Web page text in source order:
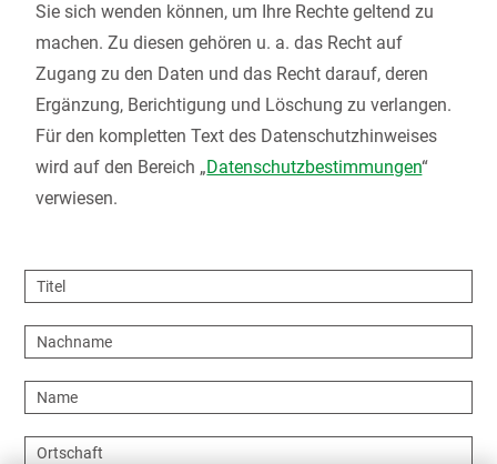
Sie sich wenden können, um Ihre Rechte geltend zu
machen. Zu diesen gehören u. a. das Recht auf
Zugang zu den Daten und das Recht darauf, deren
Ergänzung, Berichtigung und Löschung zu verlangen.
Für den kompletten Text des Datenschutzhinweises
wird auf den Bereich „Datenschutzbestimmungen“
verwiesen.
Titel
Nachname
Name
Ortschaft